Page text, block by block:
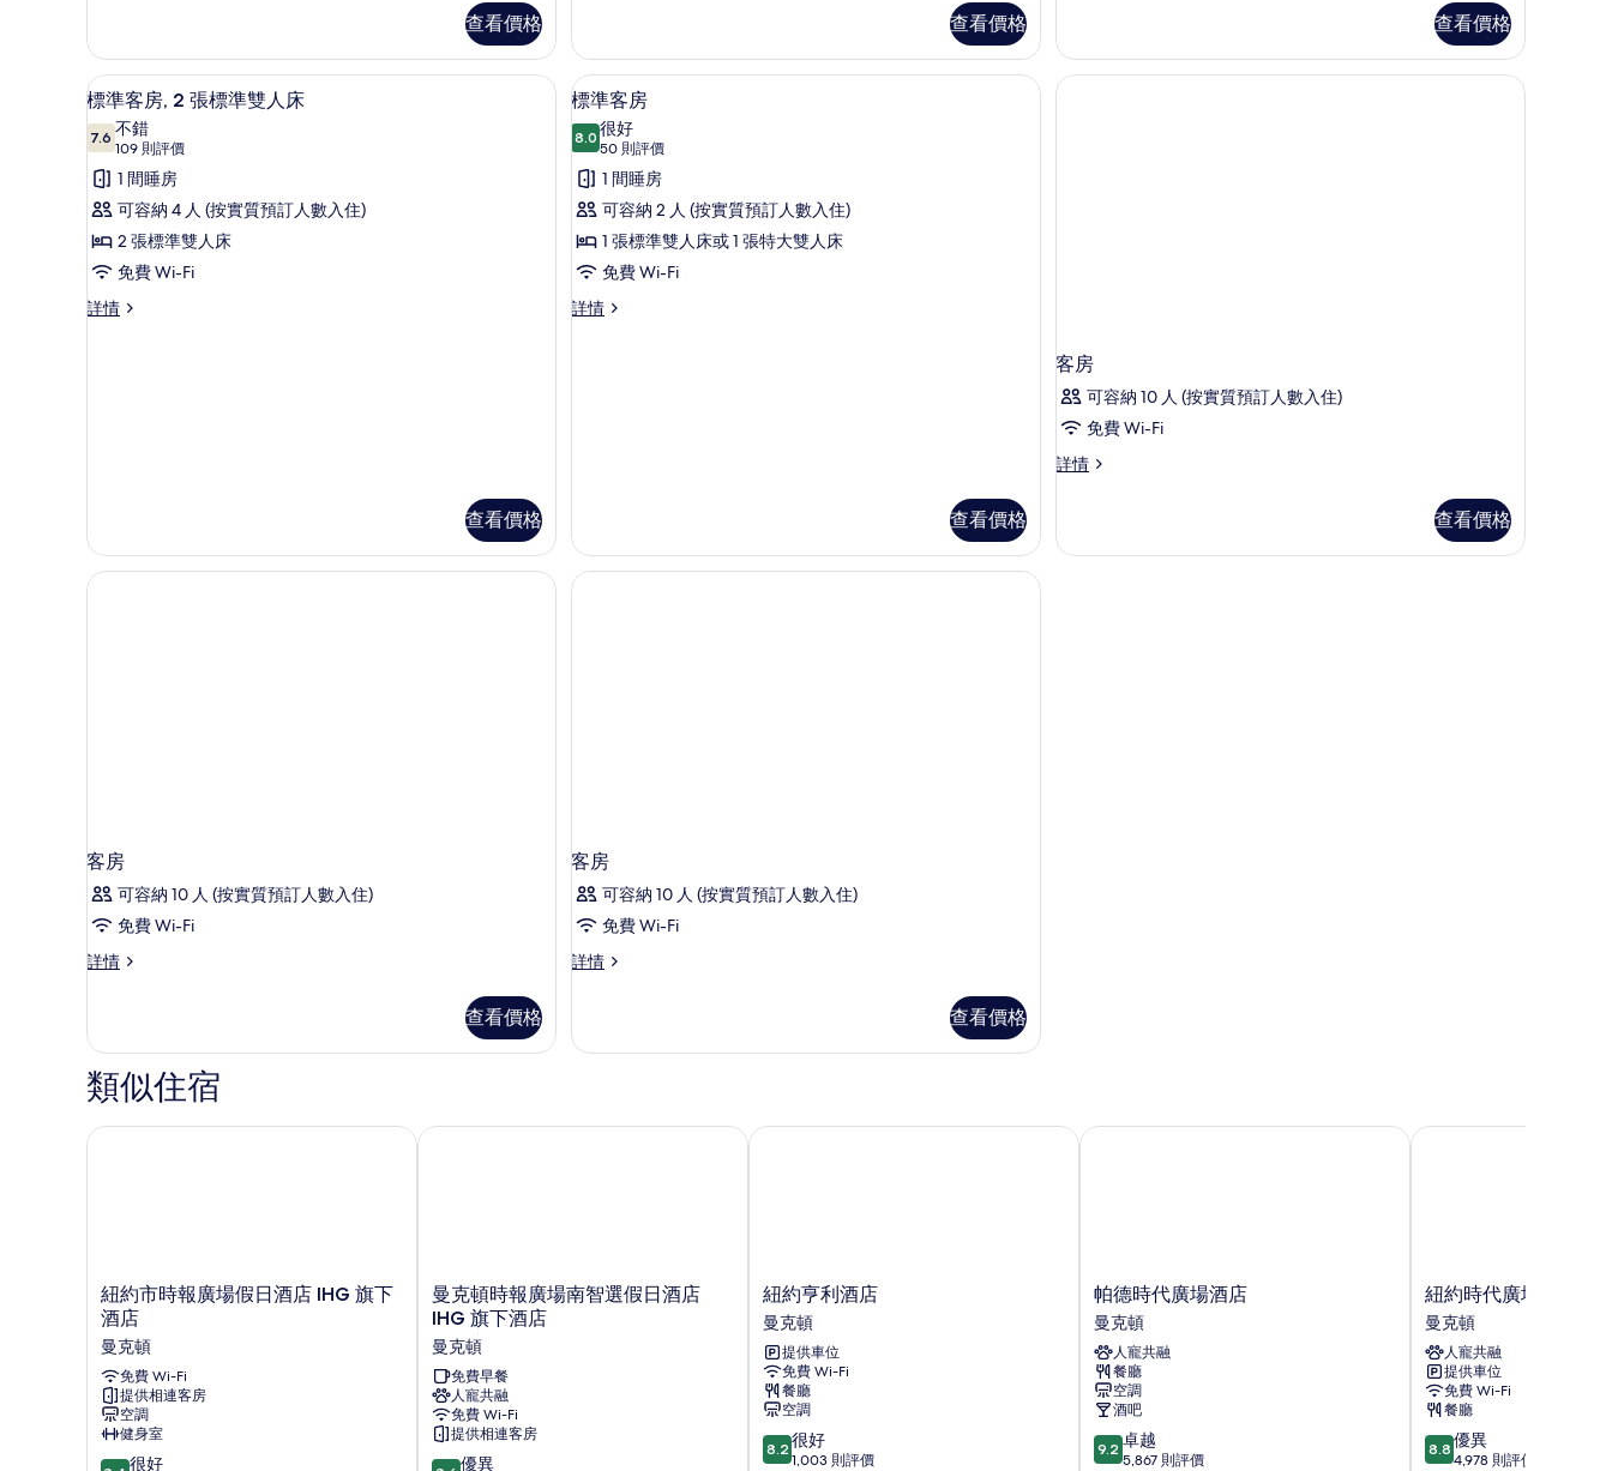
片
大
雙
人
床,
城
市
景
的
相
1
張
特
雙
床,
城
景
詳
查看價格
準
雙
人
床,
城
市
景
的
相
2
張
標
雙
床,
城
景
詳
查看價格
大
雙
張
特
大
查看價格
載
入
所
有
標
準
客
房,
的
相
6
標準客房, 2 張標準雙人床
7.67.6 分，滿分 10 分
不錯
109 則評價
(109
則
評
價)
1 間睡房
可容納 4 人 (按實質預訂人數入住)
2 張標準雙人床
免費 Wi-Fi
詳情
標
詳
查看價格
載
入
所
有
標
準
客
房
房內夾萬、書桌、遮光窗簾/窗簾、隔音
6
標準客房
8.08.0 分，滿分 10 分
很好
50 則評價
(50
則
評
價)
1 間睡房
可容納 2 人 (按實質預訂人數入住)
1 張標準雙人床或 1 張特大雙人床
免費 Wi-Fi
詳情
標
查看價格
客房
可容納 10 人 (按實質預訂人數入住)
免費 Wi-Fi
詳情
客
查看價格
客房
可容納 10 人 (按實質預訂人數入住)
免費 Wi-Fi
詳情
客
查看價格
客房
可容納 10 人 (按實質預訂人數入住)
免費 Wi-Fi
詳情
客
查看價格
類似住宿
紐
約
市
時
報
廣
場
假
日
紐約市時報廣場假日酒店 IHG 旗下
酒店
曼克頓
免費 Wi-Fi
提供相連客房
空調
健身室
8.4 很好
紐約市時報廣場假日酒店 IHG 旗下酒店
曼
克
頓
時
報
廣
場
南
智
曼克頓時報廣場南智選假日酒店
IHG 旗下酒店
曼克頓
免費早餐
人寵共融
免費 Wi-Fi
提供相連客房
8.6 優異
曼克頓時報廣場南智選假日酒店 IHG 旗下酒店
紐
約
亨
利
酒
店
曼
克
頓
紐約亨利酒店
曼克頓
提供車位
免費 Wi-Fi
餐廳
空調
8.2
分
8.2 很好
1,003 則評價
紐約亨利酒店
帕
德
時
代
廣
場
酒
店
曼
帕德時代廣場酒店
曼克頓
人寵共融
餐廳
空調
酒吧
9.2
分
9.2 卓越
5,867 則評價
帕德時代廣場酒店
紐
約
時
代
廣
場
南
希
爾
紐約時代廣場南希爾
曼克頓
人寵共融
提供車位
免費 Wi-Fi
餐廳
8.8
分
8.8 優異
4,978 則評價
紐約時代廣場南希爾頓